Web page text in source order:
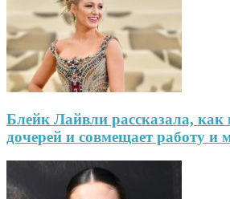
Блейк Лайвли рассказала, как
дочерей и совмещает работу и